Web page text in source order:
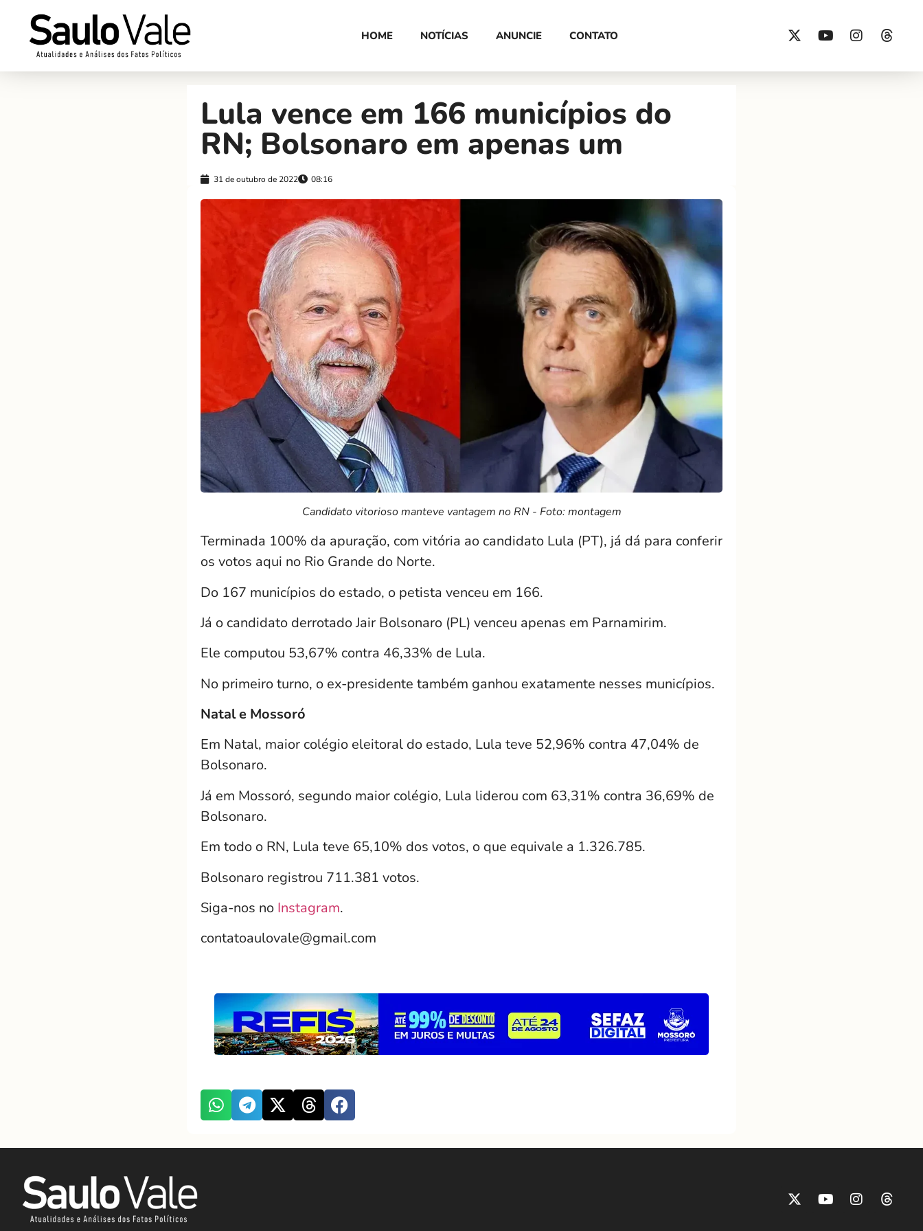
HOME NOTÍCIAS ANUNCIE CONTATO
Lula vence em 166 municípios do
RN; Bolsonaro em apenas um
31 de outubro de 2022 08:16
Candidato vitorioso manteve vantagem no RN - Foto: montagem
Terminada 100% da apuração, com vitória ao candidato Lula (PT), já dá para conferir
os votos aqui no Rio Grande do Norte.
Do 167 municípios do estado, o petista venceu em 166.
Já o candidato derrotado Jair Bolsonaro (PL) venceu apenas em Parnamirim.
Ele computou 53,67% contra 46,33% de Lula.
No primeiro turno, o ex-presidente também ganhou exatamente nesses municípios.
Natal e Mossoró
Em Natal, maior colégio eleitoral do estado, Lula teve 52,96% contra 47,04% de
Bolsonaro.
Já em Mossoró, segundo maior colégio, Lula liderou com 63,31% contra 36,69% de
Bolsonaro.
Em todo o RN, Lula teve 65,10% dos votos, o que equivale a 1.326.785.
Bolsonaro registrou 711.381 votos.
Siga-nos no Instagram.
contatoaulovale@gmail.com